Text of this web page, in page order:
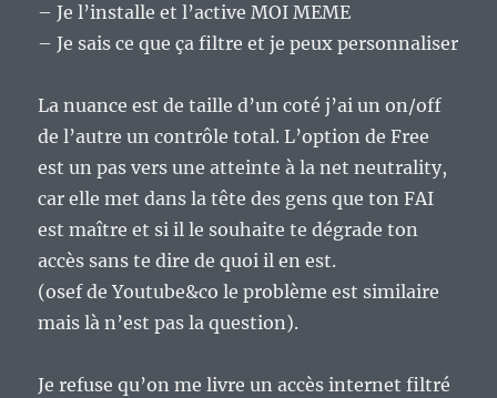
– Je l’installe et l’active MOI MEME
– Je sais ce que ça filtre et je peux personnaliser
La nuance est de taille d’un coté j’ai un on/off
de l’autre un contrôle total. L’option de Free
est un pas vers une atteinte à la net neutrality,
car elle met dans la tête des gens que ton FAI
est maître et si il le souhaite te dégrade ton
accès sans te dire de quoi il en est.
(osef de Youtube&co le problème est similaire
mais là n’est pas la question).
Je refuse qu’on me livre un accès internet filtré